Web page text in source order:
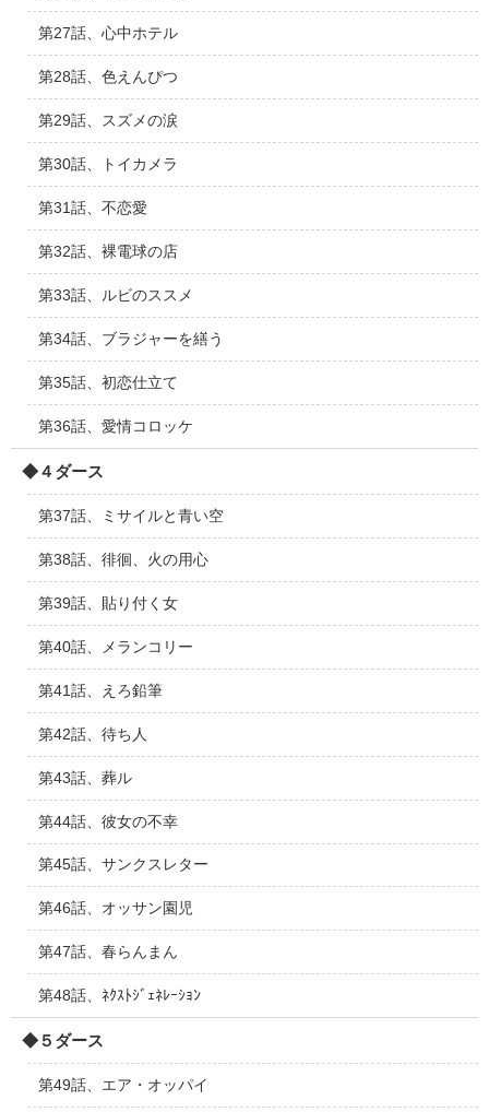
第27話、心中ホテル
第28話、色えんぴつ
第29話、スズメの涙
第30話、トイカメラ
第31話、不恋愛
第32話、裸電球の店
第33話、ルビのススメ
第34話、ブラジャーを繕う
第35話、初恋仕立て
第36話、愛情コロッケ
◆４ダース
第37話、ミサイルと青い空
第38話、徘徊、火の用心
第39話、貼り付く女
第40話、メランコリー
第41話、えろ鉛筆
第42話、待ち人
第43話、葬ル
第44話、彼女の不幸
第45話、サンクスレター
第46話、オッサン園児
第47話、春らんまん
第48話、ﾈｸｽﾄｼﾞｪﾈﾚｰｼｮﾝ
◆５ダース
第49話、エア・オッパイ